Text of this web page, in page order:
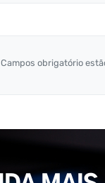
Campos obrigatório